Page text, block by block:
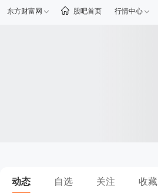
东方财富网 股吧首页 行情中心
动态 自选 关注 收藏